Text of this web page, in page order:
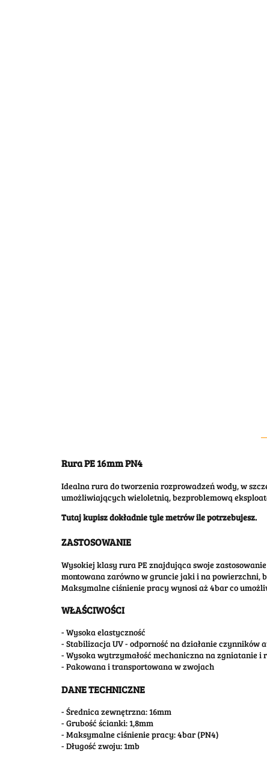
Rura PE 16mm PN4
Idealna rura do tworzenia rozprowadzeń wody, w
umożliwiających wieloletnią, bezproblemową
Tutaj kupisz dokładnie tyle metrów ile potrzebujesz.
ZASTOSOWANIE
Wysokiej klasy rura PE znajdująca swoje
montowana zarówno w gruncie jaki i na powierzchni,
Maksymalne ciśnienie pracy wynosi aż 4bar co
WŁAŚCIWOŚCI
- Wysoka elastyczność
- Stabilizacja UV - odporność na działanie czynników
- Wysoka wytrzymałość mechaniczna na zgniatanie i
- Pakowana i transportowana w zwojach
DANE TECHNICZNE
- Średnica zewnętrzna: 16mm
- Grubość ścianki: 1,8mm
- Maksymalne ciśnienie pracy: 4bar (PN4)
- Długość zwoju: 1mb